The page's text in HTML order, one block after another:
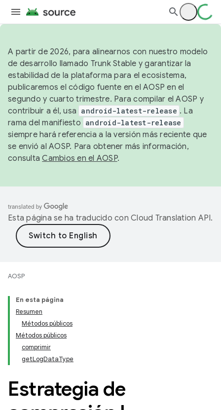
A partir de 2026, para alinearnos con nuestro modelo
de desarrollo llamado Trunk Stable y garantizar la
estabilidad de la plataforma para el ecosistema,
publicaremos el código fuente en el AOSP en el
segundo y cuarto trimestre. Para compilar el AOSP y
contribuir a él, usa android-latest-release . La
rama del manifiesto android-latest-release
siempre hará referencia a la versión más reciente que
se envió al AOSP. Para obtener más información,
consultaCambios en el AOSP.
Esta página se ha traducido con Cloud Translation API.
AOSP
En esta página
Resumen
Métodos públicos
Métodos públicos
comprimir
getLogDataType
Estrategia de